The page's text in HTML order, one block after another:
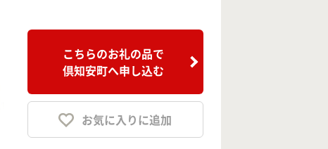
こちらのお礼の品で
倶知安町へ申し込む
お気に入りに追加